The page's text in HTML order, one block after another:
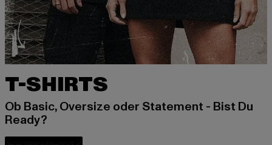
T-SHIRTS
Ob Basic, Oversize oder Statement - Bist Du
Ready?